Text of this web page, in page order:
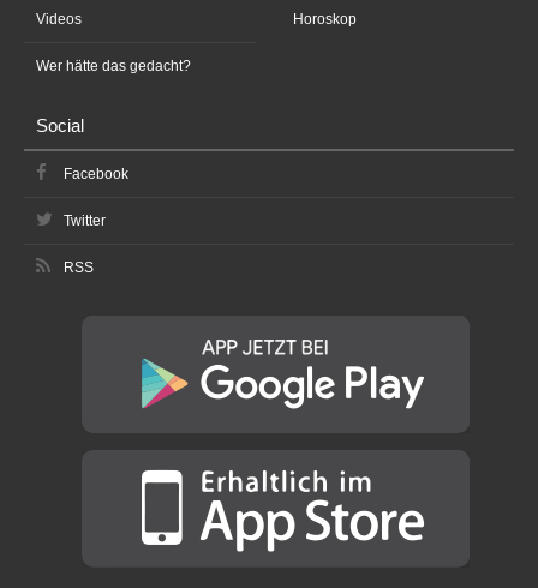
Videos
Wer hätte das gedacht?
Horoskop
Social
Facebook
Twitter
RSS